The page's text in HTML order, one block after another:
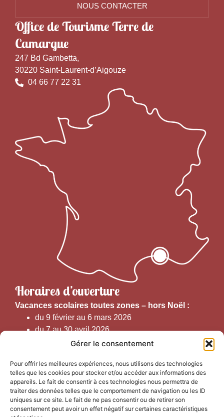
Gérer le consentement
Pour offrir les meilleures expériences, nous utilisons des technologies
telles que les cookies pour stocker et/ou accéder aux informations des
appareils. Le fait de consentir à ces technologies nous permettra de
traiter des données telles que le comportement de navigation ou les ID
uniques sur ce site. Le fait de ne pas consentir ou de retirer son
consentement peut avoir un effet négatif sur certaines caractéristiques
NOUS CONTACTER
Office de Tourisme Terre de
Camargue
247 Bd Gambetta,
30220 Saint-Laurent-d’Aigouze
04 66 77 22 31
Horaires d’ouverture
Vacances scolaires toutes zones – hors Noël :
du 9 février au 6 mars 2026
du 7 au 30 avril 2026
du 1er juin au 30 septembre 2026
Horaires d’ouverture au public :
Du 1er septembre au 30 juin 2026 (hors juillet et août)
du lundi au vendredi de 9h50 à 12h30 et de